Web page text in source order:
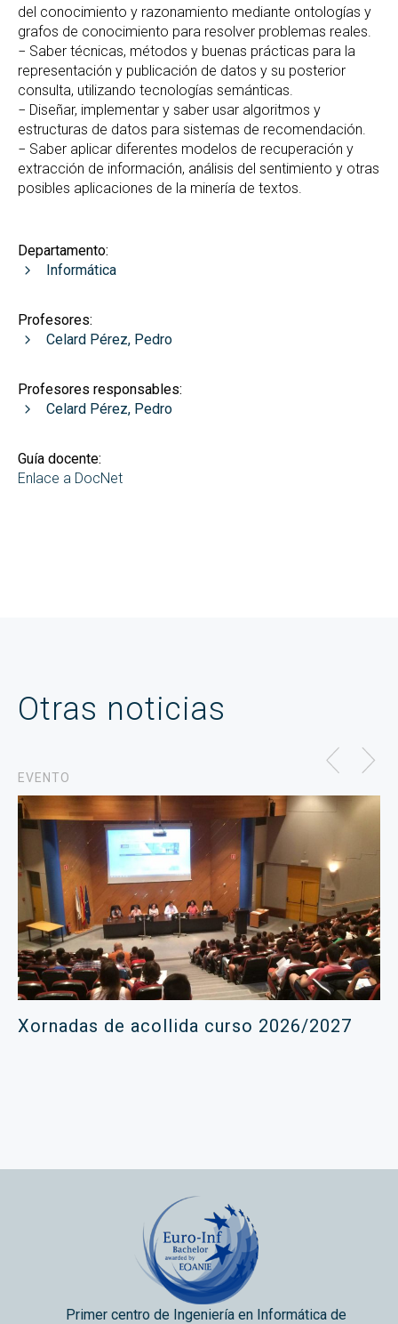
del conocimiento y razonamiento mediante ontologías y
grafos de conocimiento para resolver problemas reales.
− Saber técnicas, métodos y buenas prácticas para la
representación y publicación de datos y su posterior
consulta, utilizando tecnologías semánticas.
− Diseñar, implementar y saber usar algoritmos y
estructuras de datos para sistemas de recomendación.
− Saber aplicar diferentes modelos de recuperación y
extracción de información, análisis del sentimiento y otras
posibles aplicaciones de la minería de textos.
Departamento:
Informática
Profesores:
Celard Pérez, Pedro
Profesores responsables:
Celard Pérez, Pedro
Guía docente:
Enlace a DocNet
Otras noticias
EVENTO
Xornadas de acollida curso 2026/2027
Primer centro de Ingeniería en Informática de